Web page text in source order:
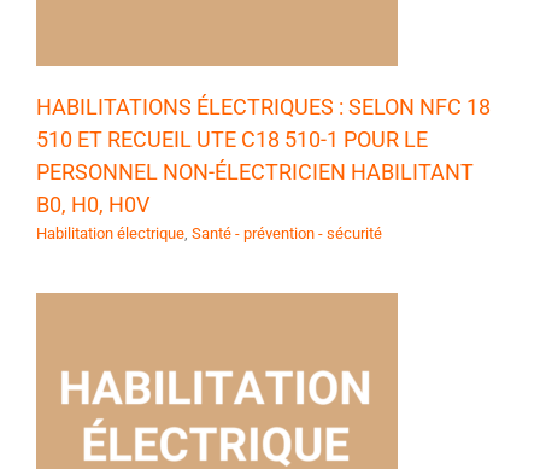
HABILITATIONS ÉLECTRIQUES : SELON NFC 18
510 ET RECUEIL UTE C18 510-1 POUR LE
PERSONNEL NON-ÉLECTRICIEN HABILITANT
B0, H0, H0V
Habilitation électrique, Santé - prévention - sécurité